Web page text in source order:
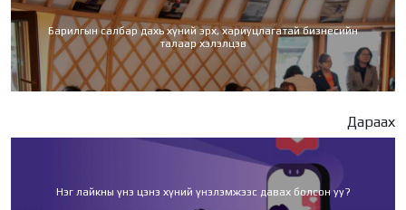
Барилгын салбар дахь хүний эрх, хариуцлагатай бизнесийн
талаар хэлэлцэв
Дараах
Нэг лайкны үнэ цэнэ хүний үнэлэмжээс давах болсон уу?